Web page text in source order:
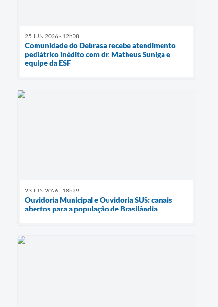
25 JUN 2026 - 12h08
Comunidade do Debrasa recebe atendimento
pediátrico inédito com dr. Matheus Suniga e
equipe da ESF
23 JUN 2026 - 18h29
Ouvidoria Municipal e Ouvidoria SUS: canais
abertos para a população de Brasilândia